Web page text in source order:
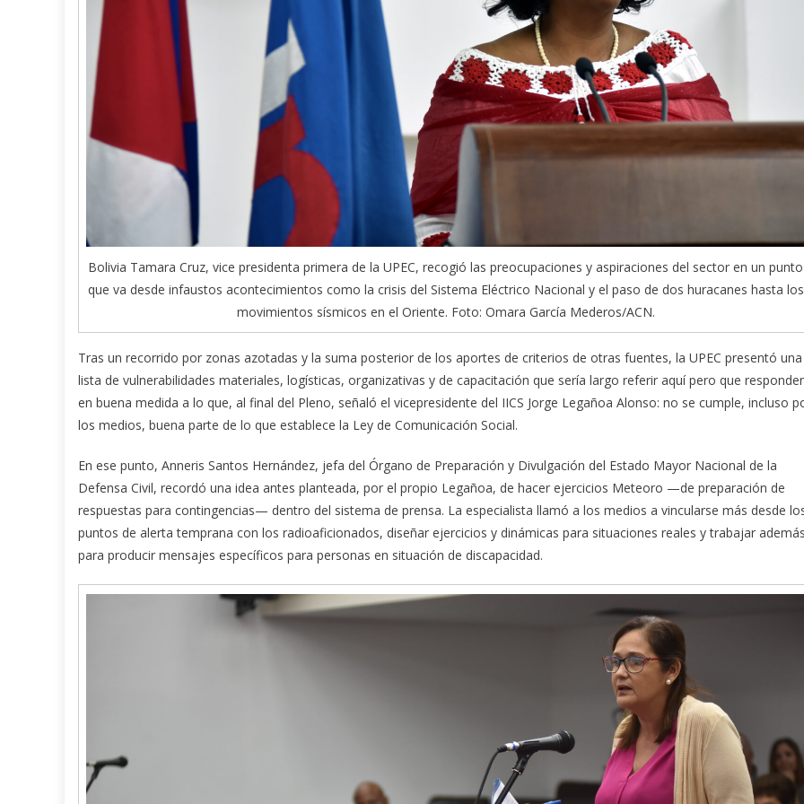
Bolivia Tamara Cruz, vice presidenta primera de la UPEC, recogió las preocupaciones y aspiraciones del sector en un punto
que va desde infaustos acontecimientos como la crisis del Sistema Eléctrico Nacional y el paso de dos huracanes hasta los
movimientos sísmicos en el Oriente. Foto: Omara García Mederos/ACN.
Tras un recorrido por zonas azotadas y la suma posterior de los aportes de criterios de otras fuentes, la UPEC presentó una
lista de vulnerabilidades materiales, logísticas, organizativas y de capacitación que sería largo referir aquí pero que
en buena medida a lo que, al final del Pleno, señaló el vicepresidente del IICS Jorge Legañoa Alonso: no se cumple, incluso
los medios, buena parte de lo que establece la Ley de Comunicación Social.
En ese punto, Anneris Santos Hernández, jefa del Órgano de Preparación y Divulgación del Estado Mayor Nacional de la
Defensa Civil, recordó una idea antes planteada, por el propio Legañoa, de hacer ejercicios Meteoro —de preparación de
respuestas para contingencias— dentro del sistema de prensa. La especialista llamó a los medios a vincularse más desde
puntos de alerta temprana con los radioaficionados, diseñar ejercicios y dinámicas para situaciones reales y trabajar
para producir mensajes específicos para personas en situación de discapacidad.